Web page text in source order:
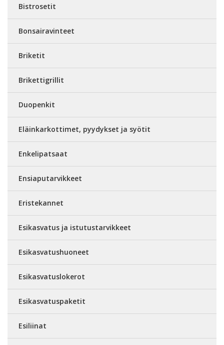
Bistrosetit
Bonsairavinteet
Briketit
Brikettigrillit
Duopenkit
Eläinkarkottimet, pyydykset ja syötit
Enkelipatsaat
Ensiaputarvikkeet
Eristekannet
Esikasvatus ja istutustarvikkeet
Esikasvatushuoneet
Esikasvatuslokerot
Esikasvatuspaketit
Esiliinat